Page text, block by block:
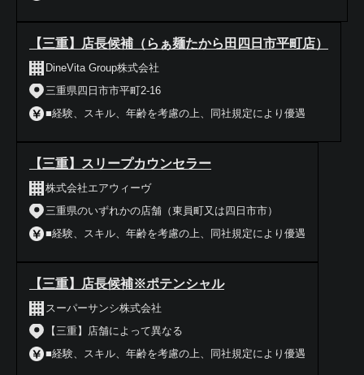
【三重】店長候補（らぁ麺たから田四日市平町店）
DineVita Group株式会社
三重県四日市市平町2-16
■経験、スキル、年齢を考慮の上、同社規定により優遇
【三重】スリープカウンセラー
株式会社エアウィーヴ
三重県のいずれかの店舗（東員町又は四日市市）
■経験、スキル、年齢を考慮の上、同社規定により優遇
【三重】店長候補※ポテンシャル
スーパーサンシ株式会社
【三重】店舗によって異なる
■経験、スキル、年齢を考慮の上、同社規定により優遇